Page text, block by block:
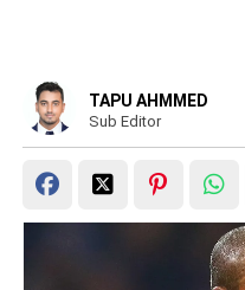
TAPU AHMMED
Sub Editor